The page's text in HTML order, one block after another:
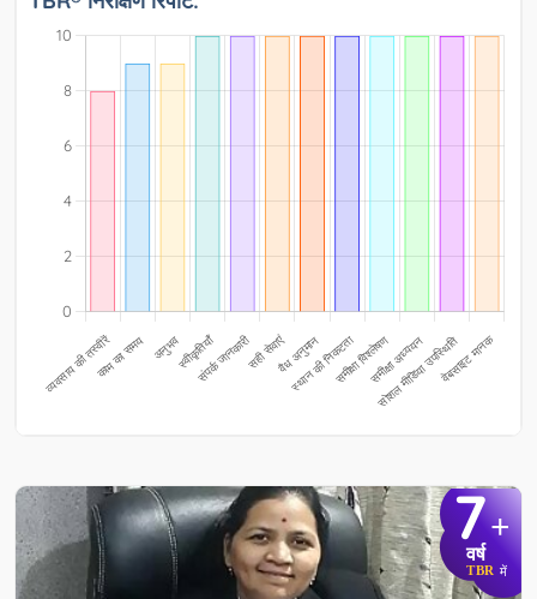
7+
वर्ष
TBR में